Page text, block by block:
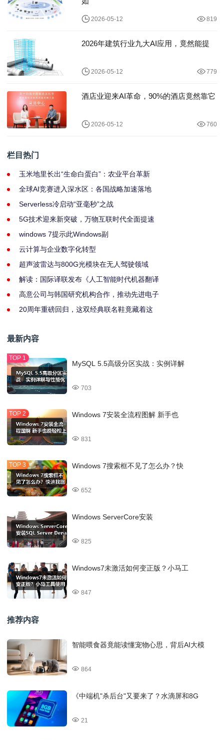
2026-05-12 819
2026年建筑行业九大AI应用，竟然能提
2026-05-12 779
酒店业迎来AI革命，90%的酒店竟然靠它
2026-05-12 760
栏目热门
玉米地里长出“生命白蛋白”：农业平台革新
全球AI竞赛进入深水区：各国战略加速落地
Serverless冷启动“亚毫秒”之战
5G技术迎来新突破，万物互联时代全面提速
windows 7提示此Windows副
云计算与企业数字化转型
超声波雷达与800G光模块在无人驾驶领域
解读：国际译联发布《人工智能时代机器翻译
高意公司与韩国研究机构合作，推动先进电子
20周年重磅回归，这双经典联名鞋竟藏着这
最新内容
MySQL 5.5高级分区实战：实例详解
703
Windows 7安装全流程图解 新手也
831
Windows 7搜索框不见了怎么办？快
652
Windows ServerCore安装
825
Windows7未激活如何变正版？小马工
847
推荐内容
智能喂食器竟能读懂宠物心思，背后AI大模
864
《中端机"杀后台"又要来了？水滴屏和8G
21